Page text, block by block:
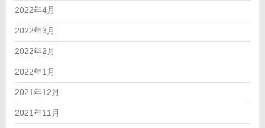
2022年4月
2022年3月
2022年2月
2022年1月
2021年12月
2021年11月